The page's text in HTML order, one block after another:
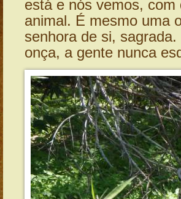
está e nós vemos,
animal. É mesmo uma
senhora de si,
onça, a gente nunca